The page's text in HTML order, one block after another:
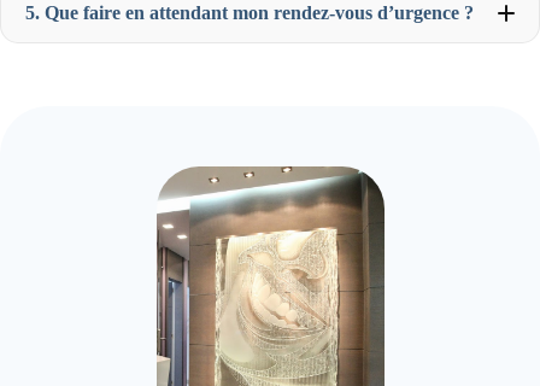
5. Que faire en attendant mon rendez-vous d’urgence ?